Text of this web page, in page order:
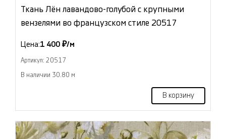
Ткань Лён лавандово-голубой с крупными
вензелями во французском стиле 20517
Цена:1 400 ₽/м
Артикул: 20517
В наличии 30.80 м
В корзину